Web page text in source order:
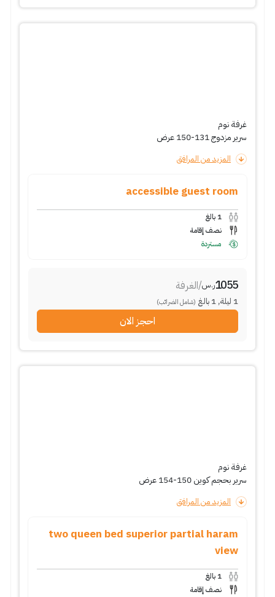
غرفة نوم
سرير مزدوج 131-150 عرض
المزيد من المرافق
accessible guest room
1 بالغ
نصف إقامة
مستردة
1055ر.س/الغرفة
1 ليلة,
1 بالغ (شامل الضرائب)
احجز الان
غرفة نوم
سرير بحجم كوين 150-154 عرض
المزيد من المرافق
two queen bed superior partial haram
view
1 بالغ
نصف إقامة